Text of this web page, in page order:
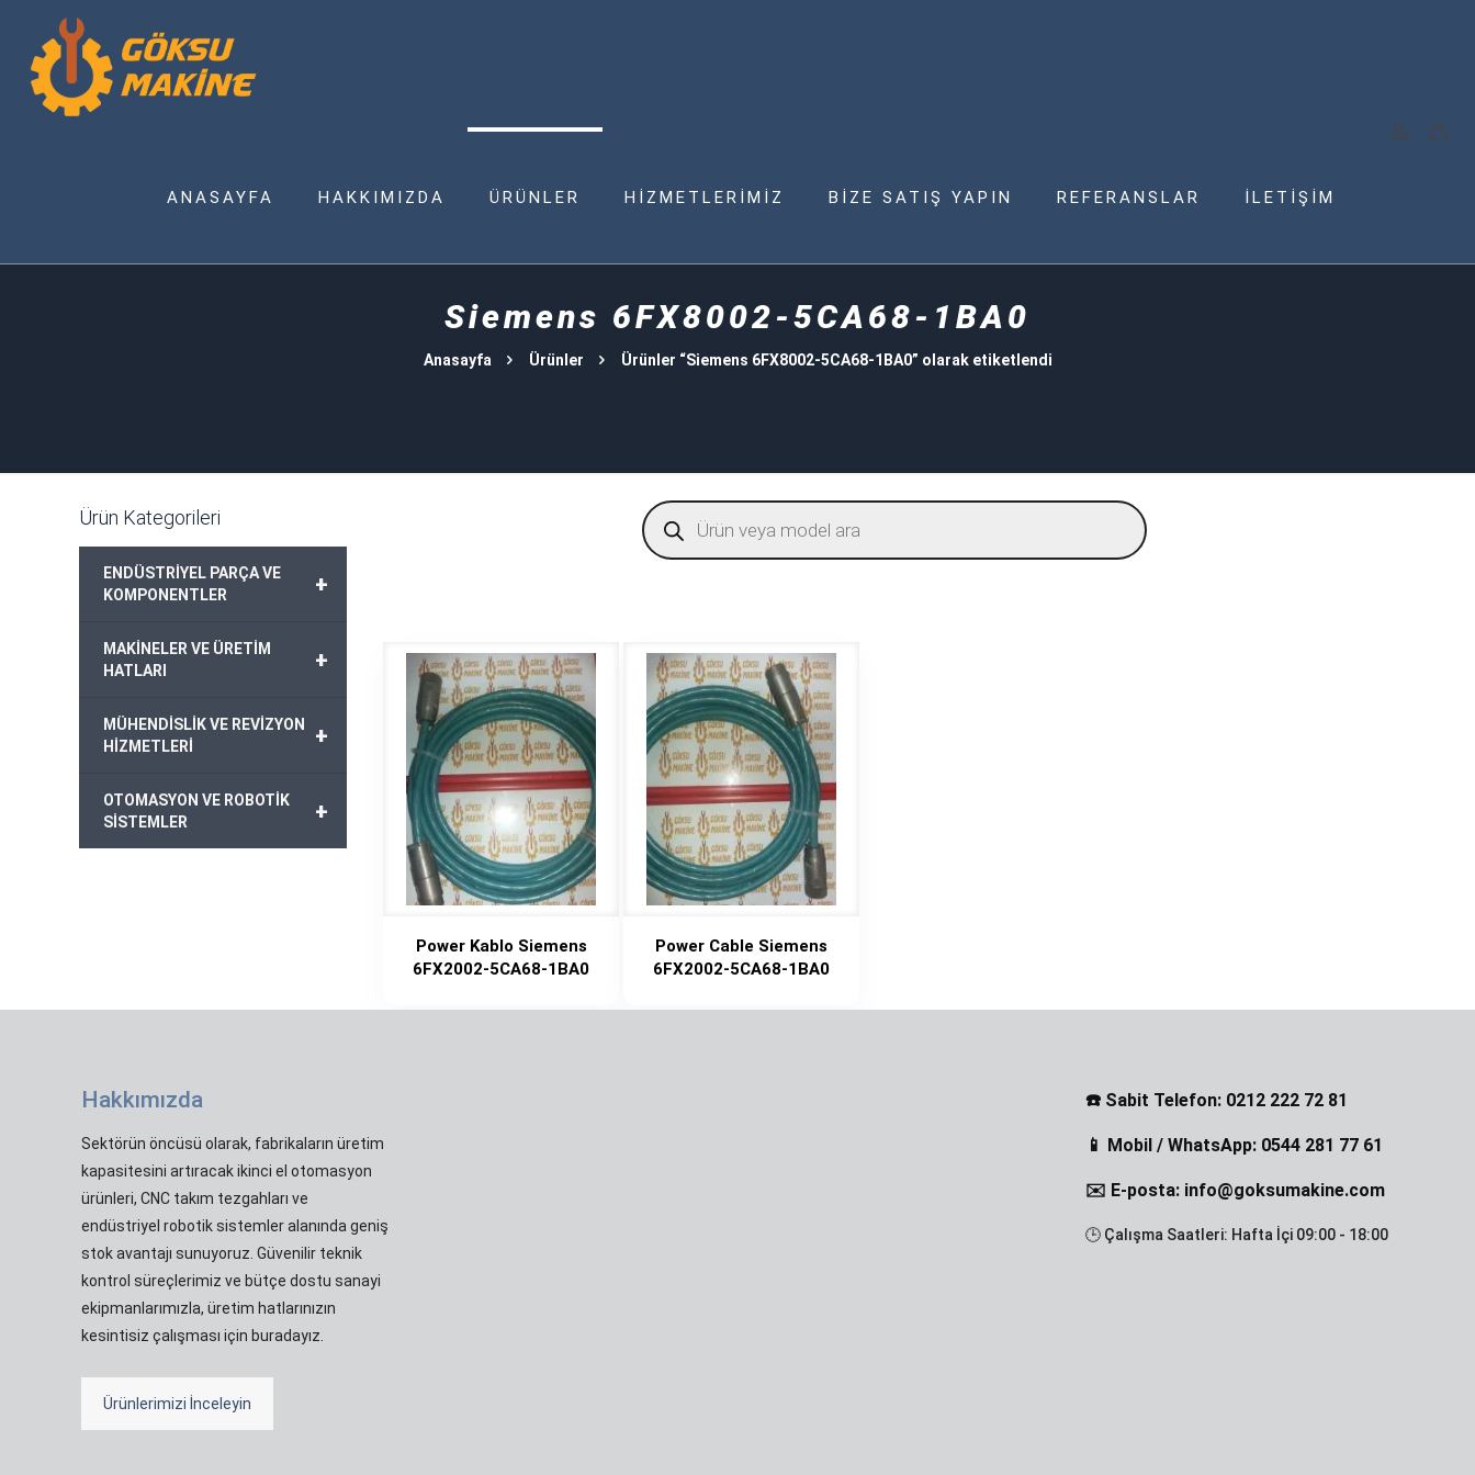
ANASAYFA HAKKIMIZDA ÜRÜNLER HİZMETLERİMİZ BİZE SATIŞ YAPIN REFERANSLAR İLETİŞİM
Siemens 6FX8002-5CA68-1BA0
Anasayfa Ürünler Ürünler “Siemens 6FX8002-5CA68-1BA0” olarak etiketlendi
Products
search
Power Kablo Siemens
6FX2002-5CA68-1BA0
Power Cable Siemens
6FX2002-5CA68-1BA0
Ürün Kategorileri
+
ENDÜSTRİYEL PARÇA VE
KOMPONENTLER
+
MAKİNELER VE ÜRETİM
HATLARI
+
MÜHENDİSLİK VE REVİZYON
HİZMETLERİ
+
OTOMASYON VE ROBOTİK
SİSTEMLER
Hakkımızda
Sektörün öncüsü olarak, fabrikaların üretim
kapasitesini artıracak ikinci el otomasyon
ürünleri, CNC takım tezgahları ve
endüstriyel robotik sistemler alanında geniş
stok avantajı sunuyoruz. Güvenilir teknik
kontrol süreçlerimiz ve bütçe dostu sanayi
ekipmanlarımızla, üretim hatlarınızın
kesintisiz çalışması için buradayız.
Ürünlerimizi İnceleyin
☎️ Sabit Telefon: 0212 222 72 81
📱 Mobil / WhatsApp: 0544 281 77 61
✉️ E-posta: info@goksumakine.com
🕒 Çalışma Saatleri: Hafta İçi 09:00 - 18:00